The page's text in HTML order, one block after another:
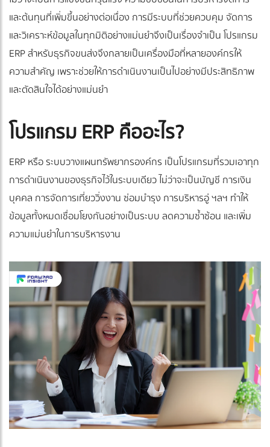
และต้นทุนที่เพิ่มขึ้นอย่างต่อเนื่อง การมีระบบที่ช่วยควบคุม จัดการ
และวิเคราะห์ข้อมูลในทุกมิติอย่างแม่นยำจึงเป็นเรื่องจำเป็น โปรแกรม
ERP สำหรับธุรกิจขนส่งจึงกลายเป็นเครื่องมือที่หลายองค์กรให้
ความสำคัญ เพราะช่วยให้การดำเนินงานเป็นไปอย่างมีประสิทธิภาพ
และตัดสินใจได้อย่างแม่นยำ
โปรแกรม ERP คืออะไร?
ERP หรือ ระบบวางแผนทรัพยากรองค์กร เป็นโปรแกรมที่รวมเอาทุก
การดำเนินงานของธุรกิจไว้ในระบบเดียว ไม่ว่าจะเป็นบัญชี การเงิน
บุคคล การจัดการเที่ยววิ่งงาน ซ่อมบำรุง การบริหารอู่ ฯลฯ ทำให้
ข้อมูลทั้งหมดเชื่อมโยงกันอย่างเป็นระบบ ลดความซ้ำซ้อน และเพิ่ม
ความแม่นยำในการบริหารงาน